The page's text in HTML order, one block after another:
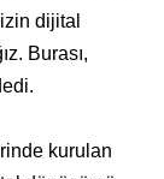
dijital
Burası,
kurulan